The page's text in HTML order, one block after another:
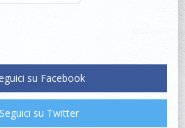
su Facebook
Seguici su Twitter